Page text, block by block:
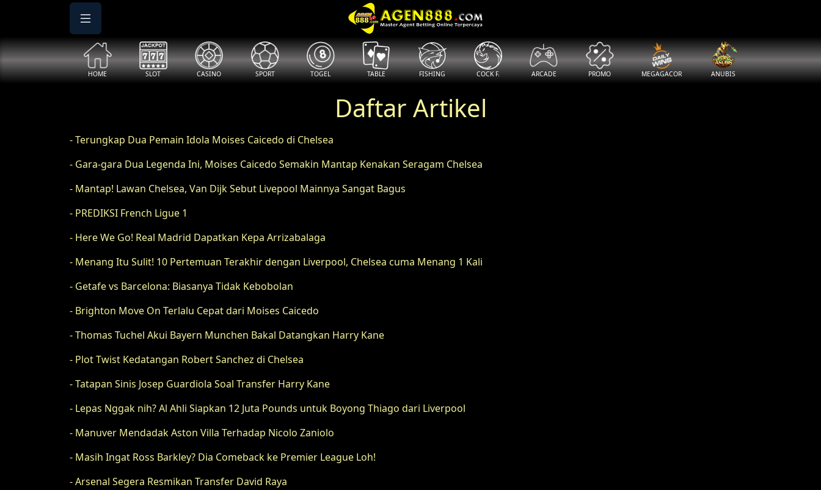
HOME SLOT CASINO SPORT TOGEL TABLE FISHING COCK F. ARCADE PROMO MEGAGACOR ANUBIS
Daftar Artikel
- Terungkap Dua Pemain Idola Moises Caicedo di Chelsea
- Gara-gara Dua Legenda Ini, Moises Caicedo Semakin Mantap Kenakan Seragam Chelsea
- Mantap! Lawan Chelsea, Van Dijk Sebut Livepool Mainnya Sangat Bagus
- PREDIKSI French Ligue 1
- Here We Go! Real Madrid Dapatkan Kepa Arrizabalaga
- Menang Itu Sulit! 10 Pertemuan Terakhir dengan Liverpool, Chelsea cuma Menang 1 Kali
- Getafe vs Barcelona: Biasanya Tidak Kebobolan
- Brighton Move On Terlalu Cepat dari Moises Caicedo
- Thomas Tuchel Akui Bayern Munchen Bakal Datangkan Harry Kane
- Plot Twist Kedatangan Robert Sanchez di Chelsea
- Tatapan Sinis Josep Guardiola Soal Transfer Harry Kane
- Lepas Nggak nih? Al Ahli Siapkan 12 Juta Pounds untuk Boyong Thiago dari Liverpool
- Manuver Mendadak Aston Villa Terhadap Nicolo Zaniolo
- Masih Ingat Ross Barkley? Dia Comeback ke Premier League Loh!
- Arsenal Segera Resmikan Transfer David Raya